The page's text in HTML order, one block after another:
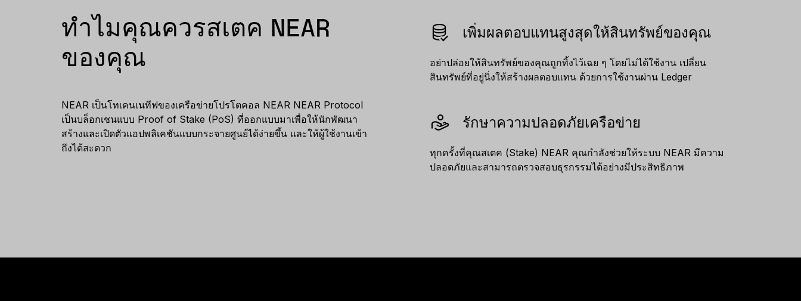
ทำไมคุณควรสเตค NEAR
ของคุณ
NEAR เป็นโทเคนเนทีฟของเครือข่ายโปรโตคอล NEAR NEAR Protocol
เป็นบล็อกเชนแบบ Proof of Stake (PoS) ที่ออกแบบมาเพื่อให้นักพัฒนา
สร้างและเปิดตัวแอปพลิเคชันแบบกระจายศูนย์ได้ง่ายขึ้น และให้ผู้ใช้งานเข้า
ถึงได้สะดวก
เพิ่มผลตอบแทนสูงสุดให้สินทรัพย์ของคุณ
อย่าปล่อยให้สินทรัพย์ของคุณถูกทิ้งไว้เฉย ๆ โดยไม่ได้ใช้งาน เปลี่ยน
สินทรัพย์ที่อยู่นิ่งให้สร้างผลตอบแทน ด้วยการใช้งานผ่าน Ledger
รักษาความปลอดภัยเครือข่าย
ทุกครั้งที่คุณสเตค (Stake) NEAR คุณกำลังช่วยให้ระบบ NEAR มีความ
ปลอดภัยและสามารถตรวจสอบธุรกรรมได้อย่างมีประสิทธิภาพ